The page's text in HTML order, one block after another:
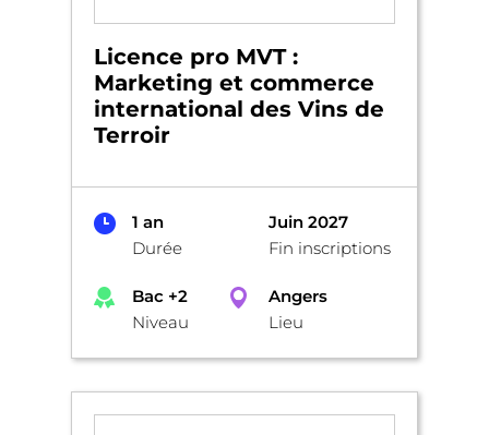
Licence pro MVT :
Marketing et commerce
international des Vins de
Terroir
1 an
Durée
Juin 2027
Fin inscriptions
Bac +2
Niveau
Angers
Lieu